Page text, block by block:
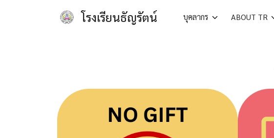
โรงเรียนธัญรัตน์ บุคลากร ABOUT TR